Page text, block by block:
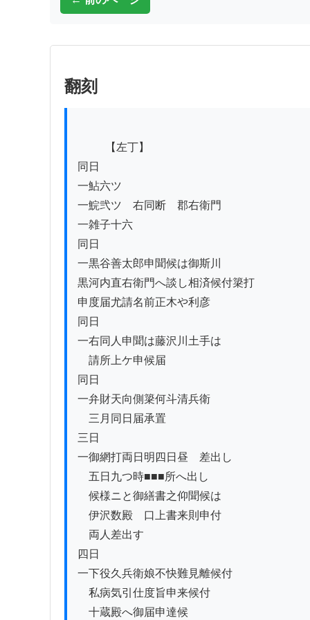
翻刻
同日
一鮎六ツ
一鯇弐ツ　右同断　郡右衛門
一雑子十六
同日
一黒谷善太郎申聞候は御斯川
黒河内直右衛門へ談し相済候付簗打
申度届尤請名前正木や利彦
同日
一右同人申聞は藤沢川土手は
請所上ケ申候届
同日
一弁財天向側簗何斗清兵衛
三月同日届承置
三日
一御網打両日明四日昼ゟ差出し
五日九つ時■■■所へ出し
候様ニと御繕書之仰聞候は
伊沢数殿ゟ口上書来則申付
両人差出す
四日
一下役久兵衛娘不快難見離候付
私病気引仕度旨申来候付
十蔵殿へ御届申達候